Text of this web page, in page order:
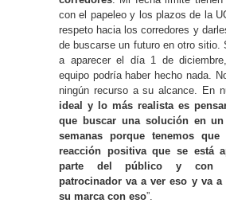
con el papeleo y los plazos de la
respeto hacia los corredores y
de buscarse un futuro en otro sitio.
a aparecer el día 1 de
equipo podría haber hecho nada.
ningún recurso a su alcance. En
ideal y lo más realista es
que buscar una solución en
semanas porque tenemos que
reacción positiva que se está
parte del público y con
patrocinador va a ver eso y va a
su marca con eso”.